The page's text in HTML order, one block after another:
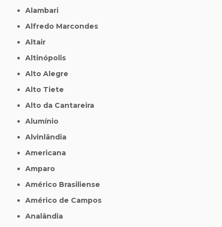
Alambari
Alfredo Marcondes
Altair
Altinópolis
Alto Alegre
Alto Tiete
Alto da Cantareira
Alumínio
Alvinlândia
Americana
Amparo
Américo Brasiliense
Américo de Campos
Analândia